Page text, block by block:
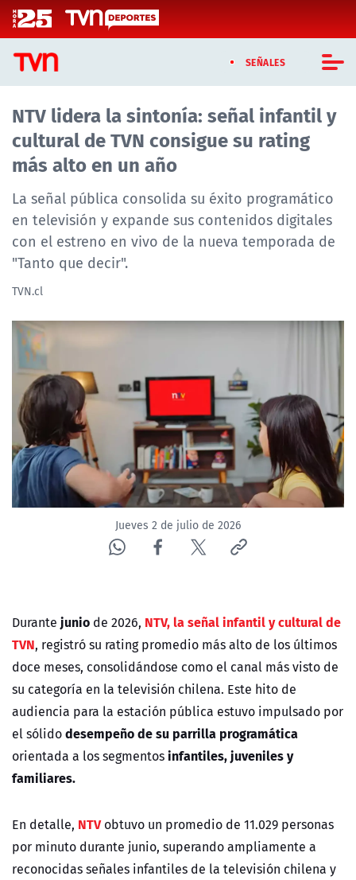
Click acá para ir directamente al contenido
SEÑALES
CASTING MASTERCHEF CHILE
CASTING TVN VERTICAL
TVN VERTICAL
TVN PLAY
PROGRAMAS
NTV
ACTUALIDAD Y TENDENCIAS
CORPORATIVO Y TRANSPARENCIA
CANAL DE DENUNCIAS
ÁREA DE PROYECTOS
NTV lidera la sintonía: señal infantil y
cultural de TVN consigue su rating
más alto en un año
La señal pública consolida su éxito programático
en televisión y expande sus contenidos digitales
con el estreno en vivo de la nueva temporada de
"Tanto que decir".
TVN.cl
Jueves 2 de julio de 2026
Durante junio de 2026, NTV, la señal infantil y cultural de
TVN, registró su ratingpromedio más alto de los últimos
doce meses, consolidándose como el canal más visto de
su categoría en la televisión chilena. Este hito de
audiencia para la estación pública estuvo impulsado por
el sólidodesempeño de su parrilla programática
orientada a los segmentosinfantiles, juveniles y
familiares.
En detalle, NTVobtuvo un promedio de 11.029 personas
por minuto durante junio, superando ampliamente a
reconocidas señales infantiles de la televisión chilena y